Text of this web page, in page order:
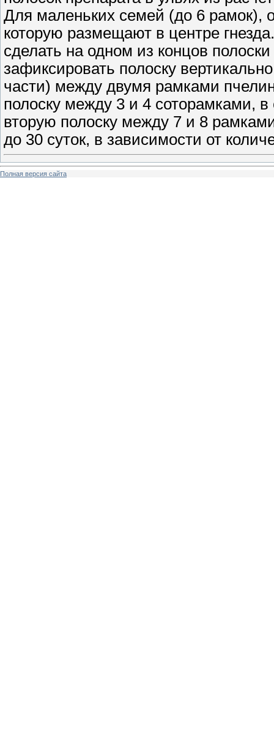
Для маленьких семей (до 6 рамок),
которую размещают в центре
сделать на одном из концов
зафиксировать полоску
части) между двумя рамками
полоску между 3 и 4 соторамками,
вторую полоску между 7 и 8
до 30 суток, в зависимости от
Полная версия сайта